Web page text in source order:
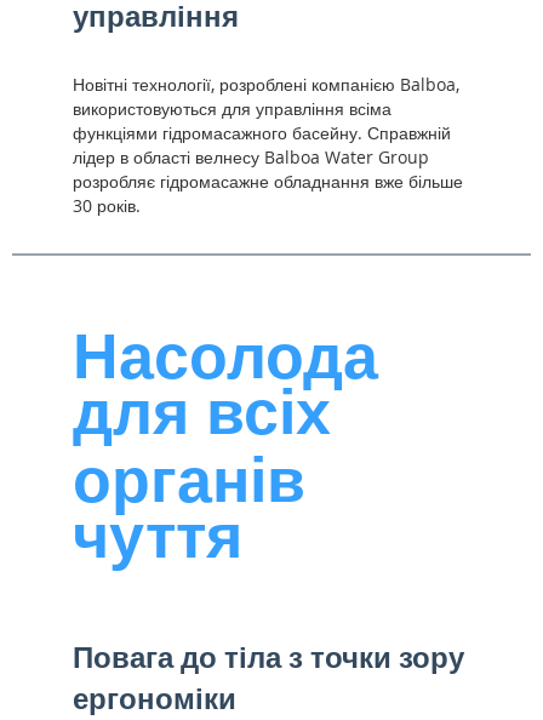
управління
Новітні технології, розроблені компанією Balboa,
використовуються для управління всіма
функціями гідромасажного басейну. Справжній
лідер в області велнесу Balboa Water Group
розробляє гідромасажне обладнання вже більше
30 років.
Насолода
для всіх
органів
чуття
Повага до тіла з точки зору
ергономіки